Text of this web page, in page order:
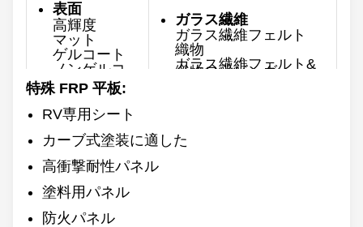
表面
高輝度
マット
ゲルコート
ノンゲルコ
ーティング
色
カスタマイズ
裏側
滑らか
荒い
ガラス繊維
ガラス繊維フェルト
織物
ガラス繊維フェルト&
織物ロービング
最大 幅
3500mm
特殊 FRP 平板:
RV専用シート
カーブ式塗装に適した
高衝撃耐性パネル
塗料用パネル
防火パネル